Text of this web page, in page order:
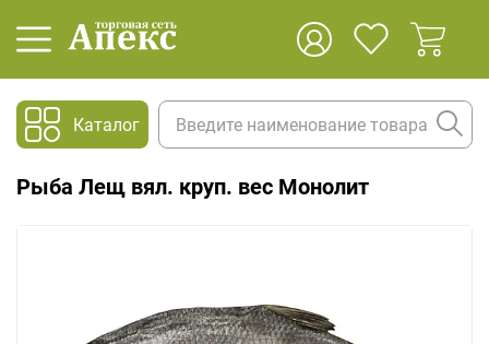
Каталог
Рыба Лещ вял. круп. вес Монолит